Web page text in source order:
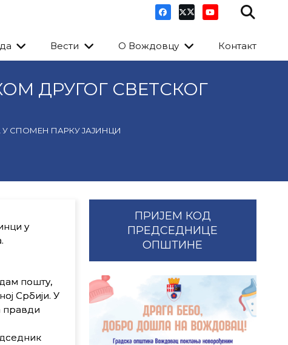
Вести О Вождовцу Контакт
ДРУГОГ СВЕТСКОГ
СПОМЕН ПАРКУ ЈАЈИНЦИ
у
пошту,
Србији. У
правди
ПРИЈЕМ КОД
ПРЕДСЕДНИЦЕ
ОПШТИНЕ